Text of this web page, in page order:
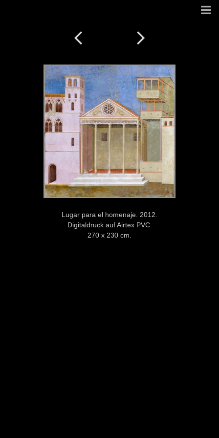
Lugar para el homenaje. 2012.
Digitaldruck auf Airtex PVC.
270 x 230 cm.